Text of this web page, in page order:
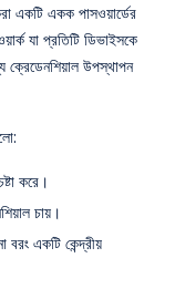
একটি একক পাসওয়ার্ডের
যা প্রতিটি ডিভাইসকে
ক্রেডেনশিয়াল উপস্থাপন
করে।
চায়।
বরং একটি কেন্দ্রীয়